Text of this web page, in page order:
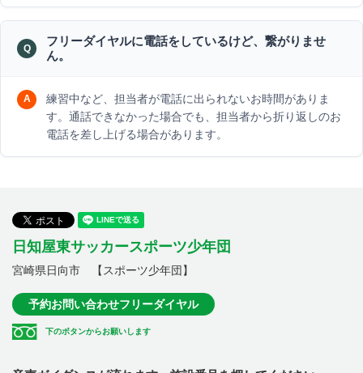
フリーダイヤルに電話をしているけど、繋がりませ
ん。
練習中など、担当者が電話に出られないお時間がありま
す。通話できなかった場合でも、担当者から折り返しのお
電話を差し上げる場合があります。
日知屋東サッカースポーツ少年団
宮崎県日向市 【スポーツ少年団】
予約お問い合わせフリーダイヤル
下のボタンからお願いします